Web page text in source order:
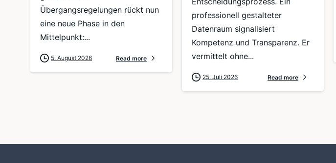
Übergangsregelungen rückt nun
eine neue Phase in den
Mittelpunkt:...
5. August 2026 Read more
professionell gestalteter
Datenraum signalisiert
Kompetenz und Transparenz. Er
vermittelt ohne...
25. Juli 2026 Read more